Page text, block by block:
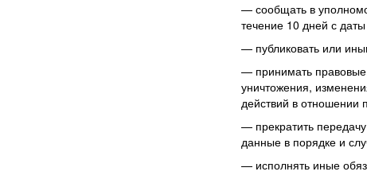
— сообщать в
течение 10 дней с
— публиковать или
— принимать
уничтожения,
действий в отношении
— прекратить
данные в порядке и
— исполнять иные